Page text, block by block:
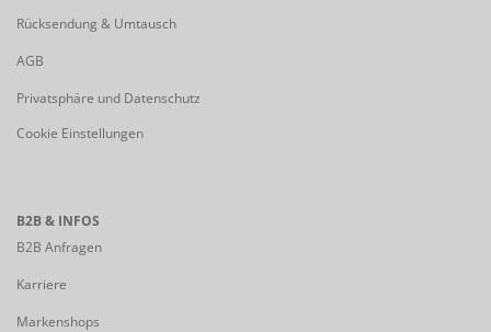
Rücksendung & Umtausch
AGB
Privatsphäre und Datenschutz
Cookie Einstellungen
B2B & INFOS
B2B Anfragen
Karriere
Markenshops